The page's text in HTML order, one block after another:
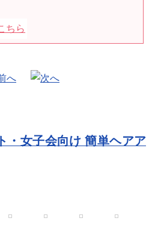
・女子会向け 簡単ヘアア